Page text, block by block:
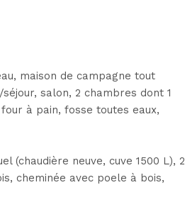
maison de campagne tout
salon, 2 chambres dont 1
à pain, fosse toutes eaux,
(chaudière neuve, cuve 1500 L), 2
cheminée avec poele à bois,